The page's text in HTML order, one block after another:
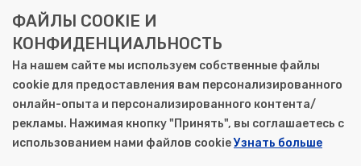
КОНТАКТЫ
Саратов, ул. Осипова, 10А
+7 (8452) 72-65-65
gemera@moya-kniga.ru
ФАЙЛЫ COOKIE И
КОНФИДЕНЦИАЛЬНОСТЬ
На нашем сайте мы используем собственные файлы
cookie для предоставления вам персонализированного
онлайн-опыта и персонализированного контента/
рекламы. Нажимая кнопку "Принять", вы соглашаетесь с
использованием нами файлов cookieУзнать больше